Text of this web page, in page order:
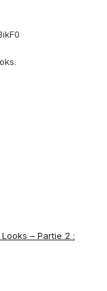
– Partie 2 :